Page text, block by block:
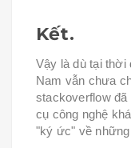
Kết.
Vậy là dù tại thời
Nam vẫn chưa
stackoverflow
cụ công nghệ
"ký ức" về